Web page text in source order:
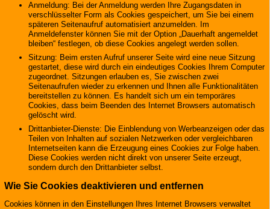
Anmeldung: Bei der Anmeldung werden Ihre Zugangsdaten in
verschlüsselter Form als Cookies gespeichert, um Sie bei einem
späteren Seitenaufruf automatisiert anzumelden. Im
Anmeldefenster können Sie mit der Option „Dauerhaft angemeldet
bleiben“ festlegen, ob diese Cookies angelegt werden sollen.
Sitzung: Beim ersten Aufruf unserer Seite wird eine neue Sitzung
gestartet, diese wird durch ein eindeutiges Cookies Ihrem Computer
zugeordnet. Sitzungen erlauben es, Sie zwischen zwei
Seitenaufrufen wieder zu erkennen und Ihnen alle Funktionalitäten
bereitstellen zu können. Es handelt sich um ein temporäres
Cookies, dass beim Beenden des Internet Browsers automatisch
gelöscht wird.
Drittanbieter-Dienste: Die Einblendung von Werbeanzeigen oder das
Teilen von Inhalten auf sozialen Netzwerken oder vergleichbaren
Internetseiten kann die Erzeugung eines Cookies zur Folge haben.
Diese Cookies werden nicht direkt von unserer Seite erzeugt,
sondern durch den Drittanbieter selbst.
Wie Sie Cookies deaktivieren und entfernen
Cookies können in den Einstellungen Ihres Internet Browsers verwaltet